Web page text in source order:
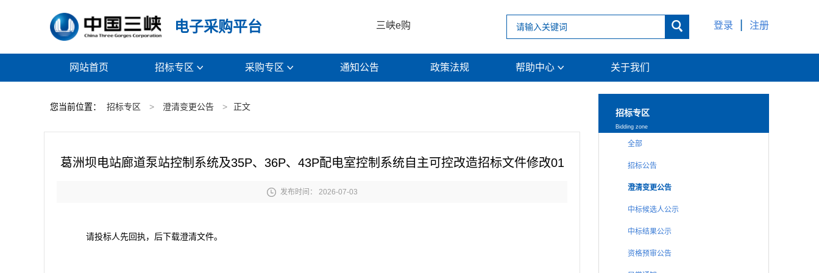
电子采购平台 三峡e购 登录 注册

网站首页 招标专区  采购专区  通知公告 政策法规 帮助中心  关于我们
您当前位置： 招标专区 > 澄清变更公告 > 正文
葛洲坝电站廊道泵站控制系统及35P、36P、43P配电室控制系统自主可控改造招标文件修改01
 发布时间： 2026-07-03
请投标人先回执，后下载澄清文件。
招标专区
Bidding zone
全部
招标公告
澄清变更公告
中标候选人公示
中标结果公示
资格预审公告